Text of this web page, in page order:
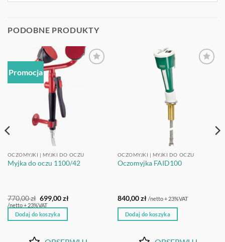
PODOBNE PRODUKTY
Promocja
OCZOMYJKI | MYJKI DO OCZU
Myjka do oczu 1100/42
770,00zł Pierwotna
cena
wynosiła:
770,00 zł.
699,00złAktualna
/netto + 23%VAT
Dodaj do koszyka
OCZOMYJKI | MYJKI DO OCZU
Oczomyjka FAID100
840,00zł /netto + 23%VAT
Dodaj do koszyka